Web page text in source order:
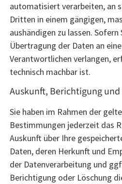
automatisiert verarbeiten, an
Dritten in einem gängigen,
aushändigen zu lassen.
Übertragung der Daten an
Verantwortlichen verlangen,
technisch machbar ist.
Auskunft, Berichtigung
Sie haben im Rahmen der
Bestimmungen jederzeit das
Auskunft über Ihre
Daten, deren Herkunft und
der Datenverarbeitung und
Berichtigung oder Löschung